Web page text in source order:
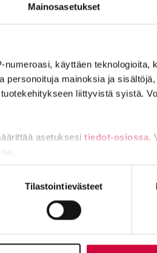
Mainosasetukset
käyttäen teknologioita,
personoituja mainoksia ja
liittyvistä syistä.
asetuksesi tiedot-osiossa.
ja osaa käytetään tilastointi-
Tilastointievästeet